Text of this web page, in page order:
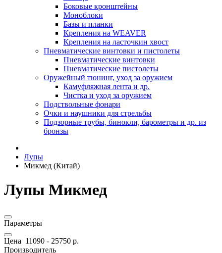
Боковые кронштейны
Моноблоки
Базы и планки
Крепления на WEAVER
Крепления на ласточкин хвост
Пневматические винтовки и пистолеты
Пневматические винтовки
Пневматические пистолеты
Оружейный тюнинг, уход за оружием
Камуфляжная лента и др.
Чистка и уход за оружием
Подствольные фонари
Очки и наушники для стрельбы
Подзорные трубы, бинокли, барометры и др. из
бронзы
Лупы
Микмед (Китай)
Лупы Микмед
Параметры
Цена 11090 - 25750 р.
Производитель